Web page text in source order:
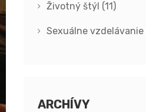
Životný štýl (11)
Sexuálne vzdelávanie
ARCHÍVY